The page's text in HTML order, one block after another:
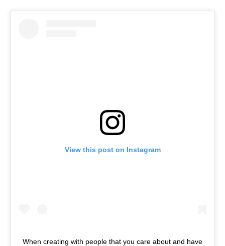
View this post on Instagram
When creating with people that you care about and have